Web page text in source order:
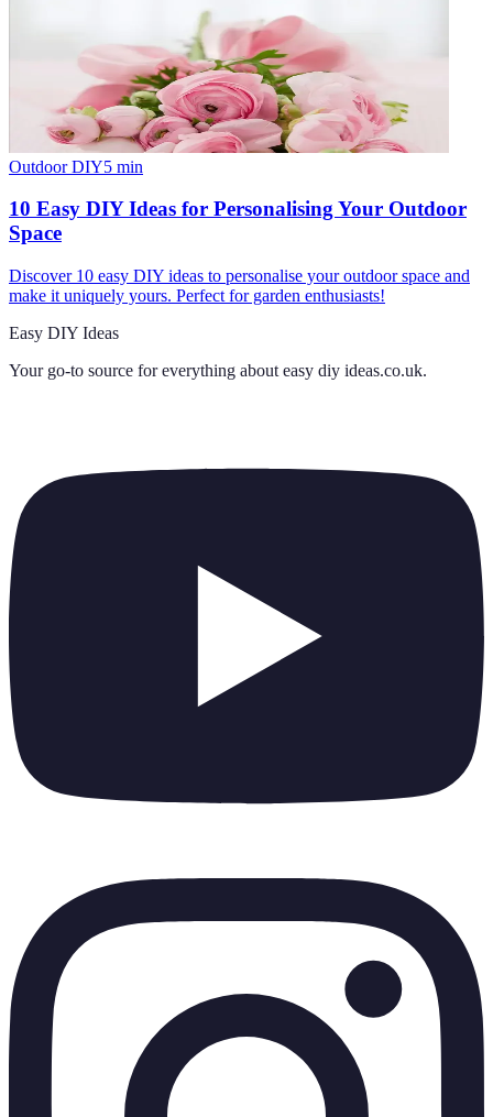
Outdoor DIY5 min
10 Easy DIY Ideas for Personalising Your Outdoor
Space
Discover 10 easy DIY ideas to personalise your outdoor space and
make it uniquely yours. Perfect for garden enthusiasts!
Easy DIY Ideas
Your go-to source for everything about easy diy ideas.co.uk.